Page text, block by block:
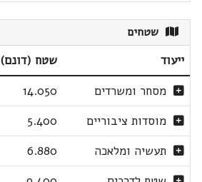
שטחים
ייעוד שטח (דונם)
מסחר ומשרדים
14.050
מוסדות ציבוריים
5.400
תעשיה ומלאכה
6.880